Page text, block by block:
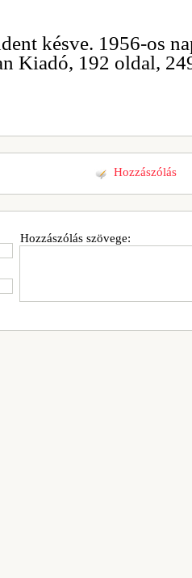
késve. 1956-os
Kiadó, 192 oldal,
Hozzászólás
Hozzászólás szövege: